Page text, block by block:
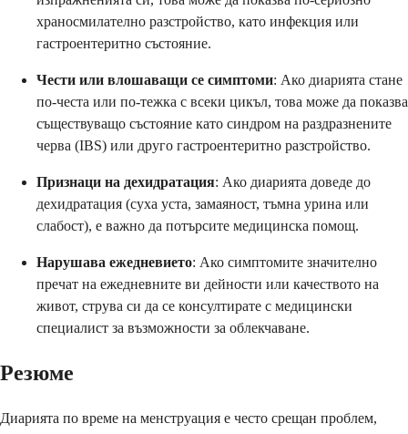
храносмилателно разстройство, като инфекция или
гастроентеритно състояние.
Чести или влошаващи се симптоми: Ако диарията стане
по-честа или по-тежка с всеки цикъл, това може да показва
съществуващо състояние като синдром на раздразнените
черва (IBS) или друго гастроентеритно разстройство.
Признаци на дехидратация: Ако диарията доведе до
дехидратация (суха уста, замаяност, тъмна урина или
слабост), е важно да потърсите медицинска помощ.
Нарушава ежедневието: Ако симптомите значително
пречат на ежедневните ви дейности или качеството на
живот, струва си да се консултирате с медицински
специалист за възможности за облекчаване.
Резюме
Диарията по време на менструация е често срещан проблем,